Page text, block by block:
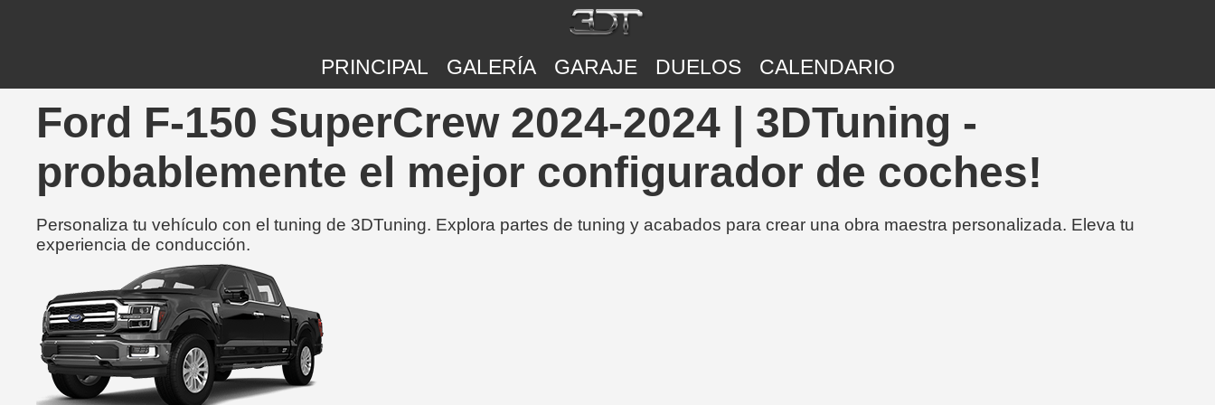
PRINCIPAL GALERÍA GARAJE DUELOS CALENDARIO
Ford F-150 SuperCrew 2024-2024 | 3DTuning -
probablemente el mejor configurador de coches!
Personaliza tu vehículo con el tuning de 3DTuning. Explora partes de tuning y acabados para crear una obra maestra personalizada. Eleva tu
experiencia de conducción.